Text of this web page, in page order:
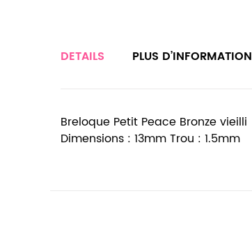
DETAILS
Breloque Petit Peace Bronze vieilli
Dimensions : 13mm Trou : 1.5mm
PLUS D’INFORMATION